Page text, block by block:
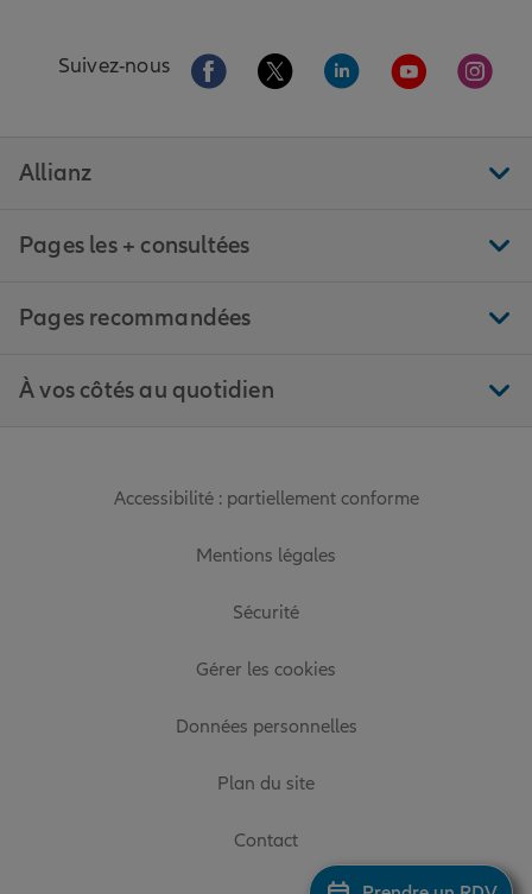
Suivez-nous Aller sur la page Facebook de Allianz
Aller sur la page Twitter de
Aller sur la page
Aller sur la
Aller
Allianz
Pages les + consultées
Pages recommandées
À vos côtés au quotidien
Accessibilité : partiellement conforme
Mentions légales
Sécurité
Gérer les cookies
Données personnelles
Plan du site
Contact